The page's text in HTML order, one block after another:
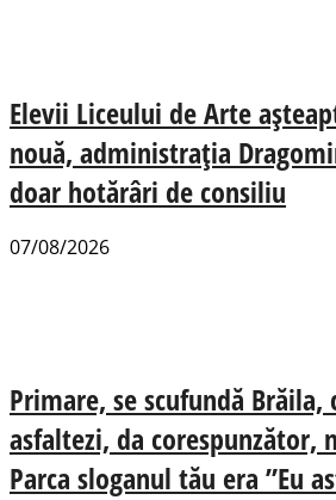
Elevii Liceului de Arte
nouă, administrația
doar hotărâri de consiliu
07/08/2026
Primare, se scufundă Brăila,
asfaltezi, da corespunzător,
Parca sloganul tău era ”Eu